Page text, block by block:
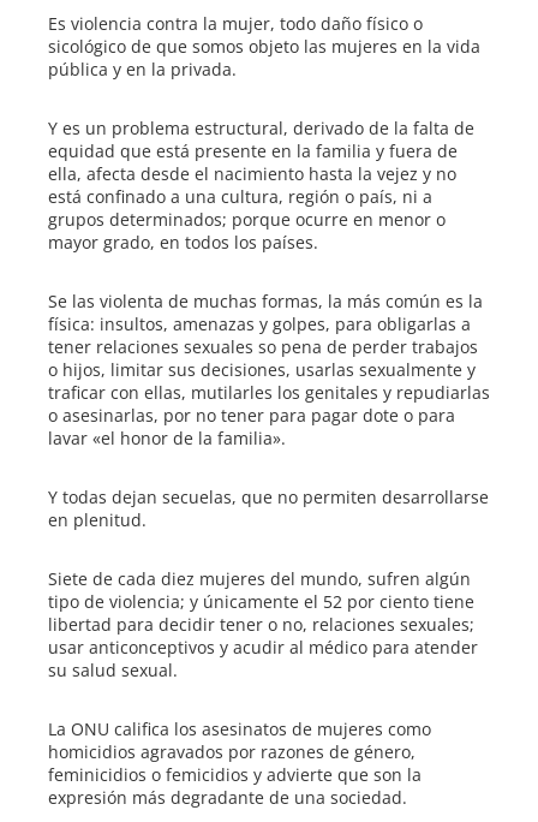
Es violencia contra la mujer, todo daño físico o
sicológico de que somos objeto las mujeres en la vida
pública y en la privada.
Y es un problema estructural, derivado de la falta de
equidad que está presente en la familia y fuera de
ella, afecta desde el nacimiento hasta la vejez y no
está confinado a una cultura, región o país, ni a
grupos determinados; porque ocurre en menor o
mayor grado, en todos los países.
Se las violenta de muchas formas, la más común es la
física: insultos, amenazas y golpes, para obligarlas a
tener relaciones sexuales so pena de perder trabajos
o hijos, limitar sus decisiones, usarlas sexualmente y
traficar con ellas, mutilarles los genitales y repudiarlas
o asesinarlas, por no tener para pagar dote o para
lavar «el honor de la familia».
Y todas dejan secuelas, que no permiten desarrollarse
en plenitud.
Siete de cada diez mujeres del mundo, sufren algún
tipo de violencia; y únicamente el 52 por ciento tiene
libertad para decidir tener o no, relaciones sexuales;
usar anticonceptivos y acudir al médico para atender
su salud sexual.
La ONU califica los asesinatos de mujeres como
homicidios agravados por razones de género,
feminicidios o femicidios y advierte que son la
expresión más degradante de una sociedad.